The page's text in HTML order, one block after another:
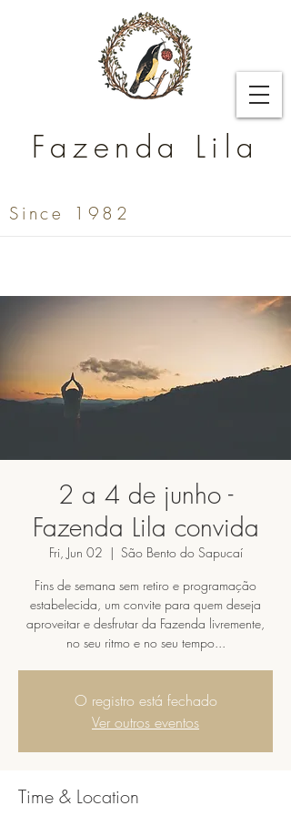
Fazenda Lila
Since 1982
2 a 4 de junho -
Fazenda Lila convida
Fri, Jun 02
  |
São Bento do Sapucaí
Fins de semana sem retiro e programação
estabelecida, um convite para quem deseja
aproveitar e desfrutar da Fazenda livremente,
no seu ritmo e no seu tempo...
O registro está fechado
Ver outros eventos
Time & Location